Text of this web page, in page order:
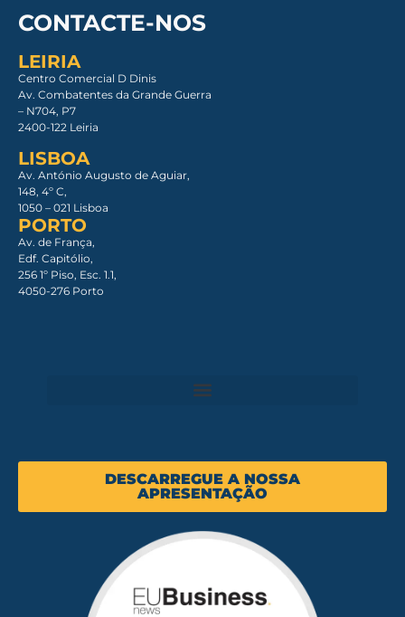
CONTACTE-NOS
LEIRIA
Centro Comercial D Dinis
Av. Combatentes da Grande Guerra
– N704, P7
2400-122 Leiria
LISBOA
Av. António Augusto de Aguiar,
148, 4º C,
1050 – 021 Lisboa​
PORTO
Av. de França,
Edf. Capitólio,
256 1º Piso, Esc. 1.1,
4050-276 Porto
DESCARREGUE A NOSSA
APRESENTAÇÃO